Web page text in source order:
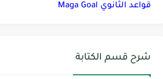
قواعد الثانوي Maga Goal
شرح قسم الكتابة